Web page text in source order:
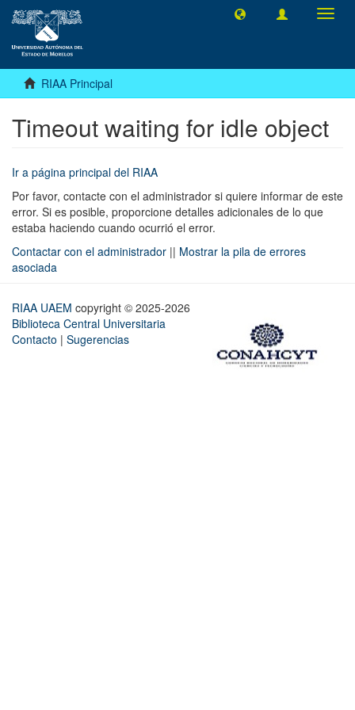
RIAA Principal
Timeout waiting for idle object
Ir a página principal del RIAA
Por favor, contacte con el administrador si quiere informar de este
error. Si es posible, proporcione detalles adicionales de lo que
estaba haciendo cuando ocurrió el error.
Contactar con el administrador || Mostrar la pila de errores
asociada
RIAA UAEM copyright © 2025-2026
Biblioteca Central Universitaria
Contacto | Sugerencias